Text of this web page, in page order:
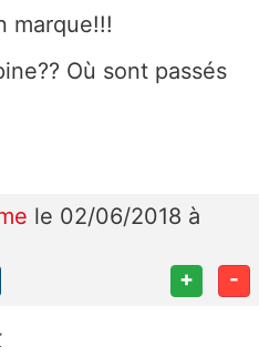
marque!!!
Où sont passés
le 02/06/2018 à
+ -